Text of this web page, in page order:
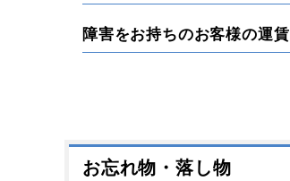
障害をお持ちのお客様の運賃
お忘れ物・落し物